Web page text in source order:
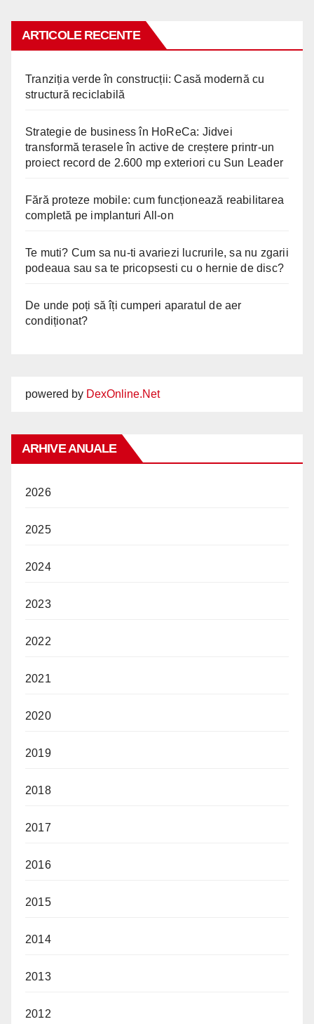
ARTICOLE RECENTE
Tranziția verde în construcții: Casă modernă cu
structură reciclabilă
Strategie de business în HoReCa: Jidvei
transformă terasele în active de creștere printr-un
proiect record de 2.600 mp exteriori cu Sun Leader
Fără proteze mobile: cum funcționează reabilitarea
completă pe implanturi All-on
Te muti? Cum sa nu-ti avariezi lucrurile, sa nu zgarii
podeaua sau sa te pricopsesti cu o hernie de disc?
De unde poți să îți cumperi aparatul de aer
condiționat?
powered by DexOnline.Net
ARHIVE ANUALE
2026
2025
2024
2023
2022
2021
2020
2019
2018
2017
2016
2015
2014
2013
2012